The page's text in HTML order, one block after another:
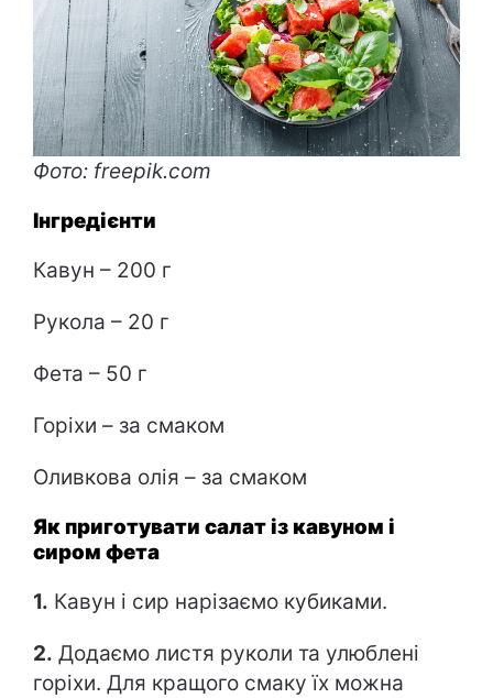
Фото: freepik.com
Інгредієнти
Кавун – 200 г
Рукола – 20 г
Фета – 50 г
Горіхи – за смаком
Оливкова олія – за смаком
Як приготувати салат із кавуном і
сиром фета
1. Кавун і сир нарізаємо кубиками.
2. Додаємо листя руколи та улюблені
горіхи. Для кращого смаку їх можна